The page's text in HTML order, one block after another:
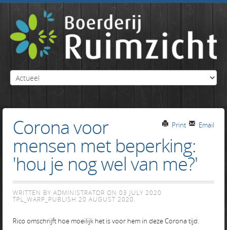
Email
Print
Corona voor
mensen met beperking:
'hou je nog wel van me?'
WRITTEN BY ADMINISTRATOR ON 03 JULY 2020
TPL_WARP_PUBLISH 20 AUGUST 2020.
Rico omschrijft hoe moeilijk het is voor hem in deze Corona tijd.